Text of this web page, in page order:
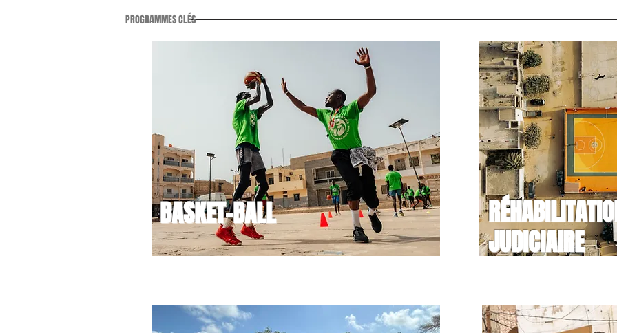
PROGRAMMES CLÉS
BASKET-BALL
JUDICIAIRE